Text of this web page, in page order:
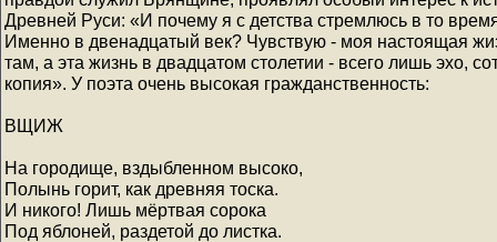
Древней Руси: «И почему я с детства стремлюсь в то
Именно в двенад­цатый век? Чувствую - моя настоящая
там, а эта жизнь в двадцатом столетии - всего лишь эхо,
копия». У поэта очень высокая гражданственность:
ВЩИЖ
На городище, вздыбленном высоко,
Полынь горит, как древняя тоска.
И никого! Лишь мёртвая сорока
Под яблоней, раздетой до листка.